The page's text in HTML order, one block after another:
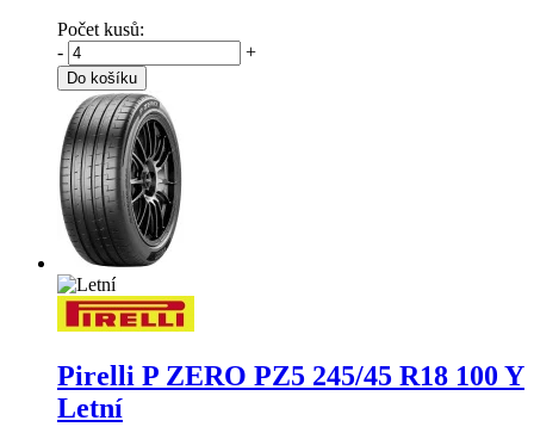
Počet kusů:
-
+
Do košíku
Pirelli P ZERO PZ5 245/45 R18 100 Y
Letní